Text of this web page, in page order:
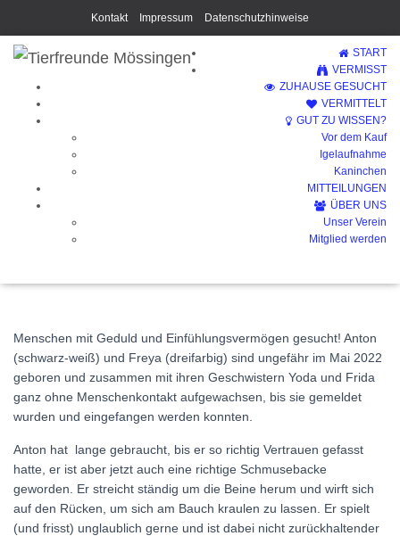
Kontakt Impressum Datenschutzhinweise
START
VERMISST
ZUHAUSE GESUCHT
VERMITTELT
GUT ZU WISSEN?
Vor dem Kauf
Igelaufnahme
Kaninchen
MITTEILUNGEN
ÜBER UNS
Unser Verein
Mitglied werden
Individualisten (Vermittelt)
Menschen mit Geduld und Einfühlungsvermögen gesucht! Anton
(schwarz-weiß) und Freya (dreifarbig) sind ungefähr im Mai 2022
geboren und zusammen mit ihren Geschwistern Yoda und Frida
ganz ohne Menschenkontakt aufgewachsen, bis sie gemeldet
wurden und eingefangen werden konnten.
Anton hat lange gebraucht, bis er so richtig Vertrauen gefasst
hatte, er ist aber jetzt auch eine richtige Schmusebacke
geworden. Er streicht ständig um die Beine herum und wirft sich
auf den Rücken, um sich am Bauch kraulen zu lassen. Er spielt
(und frisst) unglaublich gerne und ist dabei nicht zurückhaltender